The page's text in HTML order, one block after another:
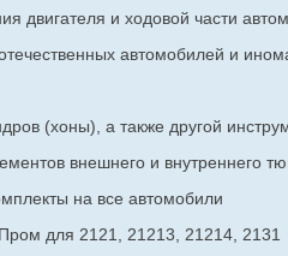
двигателя и ходовой части
автомобилей и
(хоны), а также другой
внешнего и внутреннего
на все автомобили
для 2121, 21213, 21214, 2131